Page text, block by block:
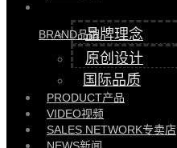
BRAND品牌
品牌理念
原创设计
国际品质
PRODUCT产品
VIDEO视频
SALES NETWORK专卖店